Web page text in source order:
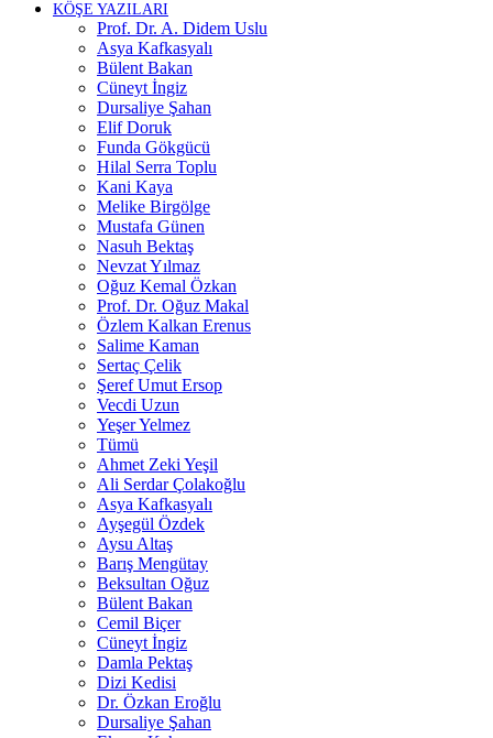
KÖŞE YAZILARI
Prof. Dr. A. Didem Uslu
Asya Kafkasyalı
Bülent Bakan
Cüneyt İngiz
Dursaliye Şahan
Elif Doruk
Funda Gökgücü
Hilal Serra Toplu
Kani Kaya
Melike Birgölge
Mustafa Günen
Nasuh Bektaş
Nevzat Yılmaz
Oğuz Kemal Özkan
Prof. Dr. Oğuz Makal
Özlem Kalkan Erenus
Salime Kaman
Sertaç Çelik
Şeref Umut Ersop
Vecdi Uzun
Yeşer Yelmez
Tümü
Ahmet Zeki Yeşil
Ali Serdar Çolakoğlu
Asya Kafkasyalı
Ayşegül Özdek
Aysu Altaş
Barış Mengütay
Beksultan Oğuz
Bülent Bakan
Cemil Biçer
Cüneyt İngiz
Damla Pektaş
Dizi Kedisi
Dr. Özkan Eroğlu
Dursaliye Şahan